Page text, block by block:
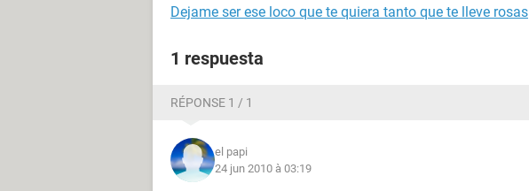
Dejame ser ese loco que te quiera tanto que te lleve rosas
1 respuesta
RÉPONSE 1 / 1
el papi
24 jun 2010 à 03:19